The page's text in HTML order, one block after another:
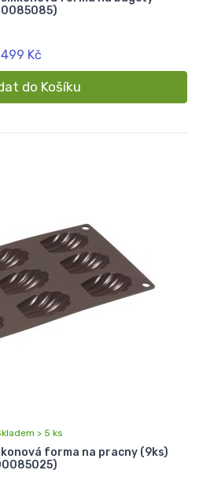
499 Kč
do Košíku
> 5 ks
forma na pracny (9ks)